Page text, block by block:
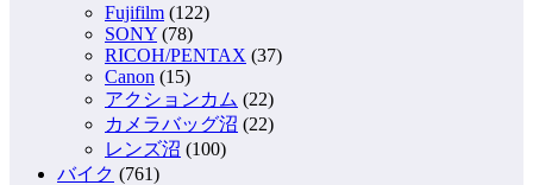
Fujifilm (122)
SONY (78)
RICOH/PENTAX (37)
Canon (15)
アクションカム (22)
カメラバッグ沼 (22)
レンズ沼 (100)
バイク (761)